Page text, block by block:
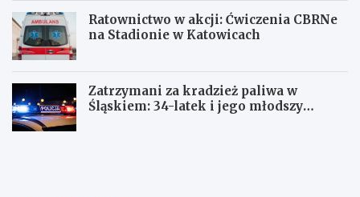
Ratownictwo w akcji: Ćwiczenia CBRNe
na Stadionie w Katowicach
Zatrzymani za kradzież paliwa w
Śląskiem: 34-latek i jego młodszy
J
A